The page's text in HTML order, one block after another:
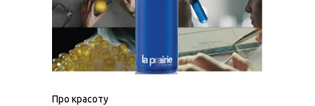
Про красоту